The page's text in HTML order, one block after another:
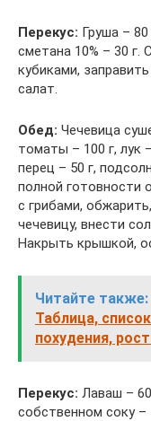
Перекус: Груша – 80
сметана 10% – 30 г.
кубиками,
салат.
Обед: Чечевица
томаты – 100 г, лук
перец – 50 г,
полной готовности
с грибами,
чечевицу, внести
Накрыть крышкой,
Читайте также:
Таблица,
похудения,
Перекус: Лаваш – 60
собственном соку –